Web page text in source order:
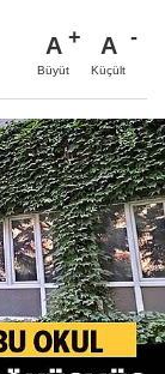
A
Büyüt
A
Küçült